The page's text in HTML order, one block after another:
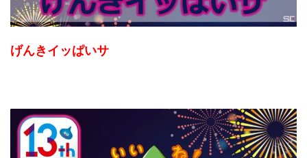
げんきイッぱいサ